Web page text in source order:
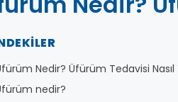
Nedir? Üfürüm Tedavisi Nasıl
nedir?